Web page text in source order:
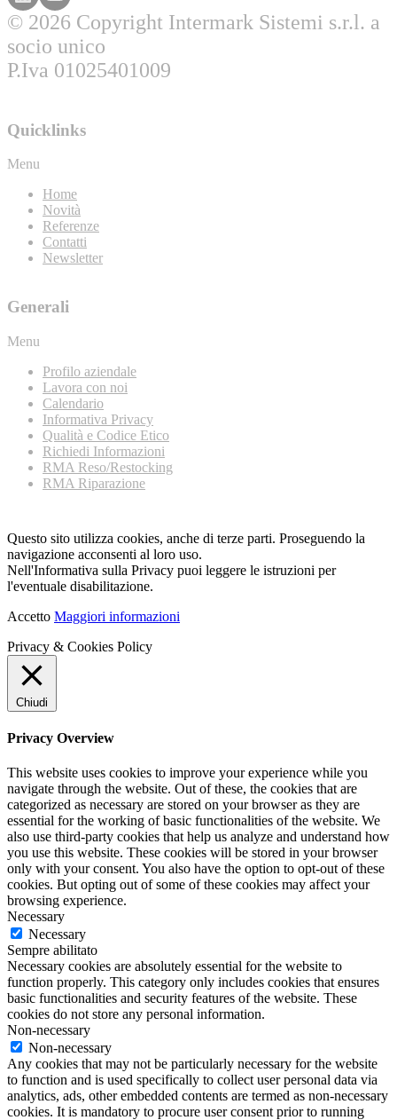
© 2026 Copyright Intermark Sistemi s.r.l. a
socio unico
P.Iva 01025401009
Quicklinks
Menu
Home
Novità
Referenze
Contatti
Newsletter
Generali
Menu
Profilo aziendale
Lavora con noi
Calendario
Informativa Privacy
Qualità e Codice Etico
Richiedi Informazioni
RMA Reso/Restocking
RMA Riparazione
Questo sito utilizza cookies, anche di terze parti. Proseguendo la
navigazione acconsenti al loro uso.
Nell'Informativa sulla Privacy puoi leggere le istruzioni per
l'eventuale disabilitazione.
Accetto Maggiori informazioni
Privacy & Cookies Policy
Chiudi
Privacy Overview
This website uses cookies to improve your experience while you
navigate through the website. Out of these, the cookies that are
categorized as necessary are stored on your browser as they are
essential for the working of basic functionalities of the website. We
also use third-party cookies that help us analyze and understand how
you use this website. These cookies will be stored in your browser
only with your consent. You also have the option to opt-out of these
cookies. But opting out of some of these cookies may affect your
browsing experience.
Necessary
Necessary
Sempre abilitato
Necessary cookies are absolutely essential for the website to
function properly. This category only includes cookies that ensures
basic functionalities and security features of the website. These
cookies do not store any personal information.
Non-necessary
Non-necessary
Any cookies that may not be particularly necessary for the website
to function and is used specifically to collect user personal data via
analytics, ads, other embedded contents are termed as non-necessary
cookies. It is mandatory to procure user consent prior to running